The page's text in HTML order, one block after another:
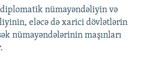
nümayəndəliyin və
eləcə də xarici dövlətlərin
nümayəndələrinin maşınları